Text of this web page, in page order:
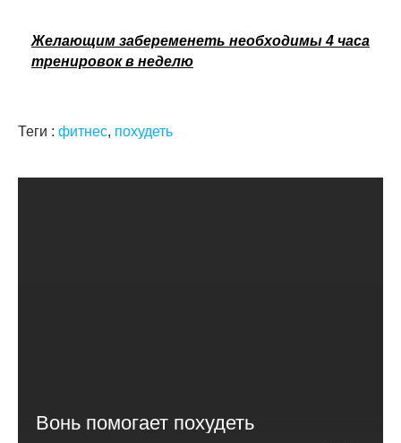
Желающим забеременеть необходимы 4 часа
тренировок в неделю
Теги : фитнес, похудеть
Вонь помогает похудеть